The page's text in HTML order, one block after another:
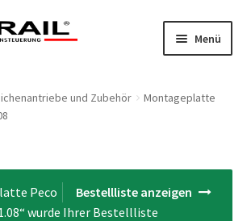
Menü
und Zubehör
Montageplatte
Bestellliste anzeigen
Peco
wurde Ihrer Bestellliste